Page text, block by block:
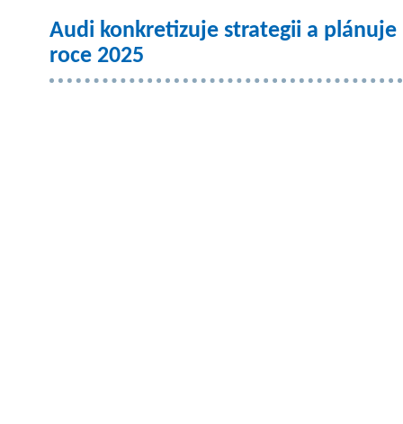
Audi konkretizuje strategii a
roce 2025